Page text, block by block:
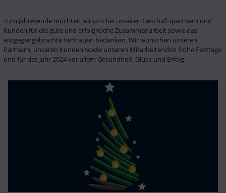
Zum Jahresende möchten wir uns bei unseren Geschäftspartnern und
Kunden für die gute und erfolgreiche Zusammenarbeit sowie das
entgegengebrachte Vertrauen bedanken. Wir wünschen unseren
Partnern, unseren Kunden sowie unseren Mitarbeitenden frohe Festtage
und für das Jahr 2024 vor allem Gesundheit, Glück und Erfolg.